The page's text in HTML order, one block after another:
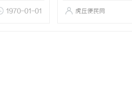
1970-01-01 虎丘便民网